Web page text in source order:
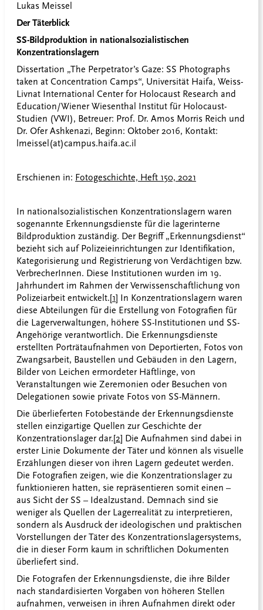
Lukas Meissel
Der Täterblick
SS-Bildproduktion in nationalsozialistischen
Konzentrationslagern
Dissertation „The Perpetrator’s Gaze: SS Photographs
taken at Concentration Camps“, Universität Haifa, Weiss-
Livnat International Center for Holocaust Research and
Education/Wiener Wiesenthal Institut für Holocaust-
Studien (VWI), Betreuer: Prof. Dr. Amos Morris Reich und
Dr. Ofer Ashkenazi, Beginn: Oktober 2016, Kontakt:
lmeissel(at)campus.haifa.ac.il
Erschienen in: Fotogeschichte, Heft 150, 2021
In nationalsozialistischen Konzentrationslagern waren
sogenannte Erkennungsdienste für die lagerinterne
Bildproduktion zuständig. Der Begriff „Erkennungsdienst“
bezieht sich auf Polizeieinrichtungen zur Identifikation,
Kategorisierung und Registrierung von Verdächtigen bzw.
VerbrecherInnen. Diese Institutionen wurden im 19.
Jahrhundert im Rahmen der Verwissenschaftlichung von
Polizeiarbeit entwickelt.[1]
In Konzentrationslagern waren
diese Abteilungen für die Erstellung von Fotografien für
die Lagerverwaltungen, höhere SS-Institutionen und SS-
Angehörige verantwortlich. Die Erkennungsdienste
erstellten Porträtaufnahmen von Deportierten, Fotos von
Zwangsarbeit, Baustellen und Gebäuden in den Lagern,
Bilder von Leichen ermordeter Häftlinge, von
Veranstaltungen wie Zeremonien oder Besuchen von
Delegationen sowie private Fotos von SS-Männern.
Die überlieferten Fotobestände der Erkennungsdienste
stellen einzigartige Quellen zur Geschichte der
Konzentrationslager dar.[2] Die Aufnahmen sind dabei in
erster Linie Dokumente der Täter und können als visuelle
Erzählungen dieser von ihren Lagern gedeutet werden.
Die Fotografien zeigen, wie die Konzentrationslager zu
funktionieren hatten, sie repräsentieren somit einen –
aus Sicht der SS – Idealzustand. Demnach sind sie
weniger als Quellen der Lagerrealität zu interpretieren,
sondern als Ausdruck der ideologischen und praktischen
Vorstellungen der Täter des Konzentrationslagersystems,
die in dieser Form kaum in schriftlichen Dokumenten
überliefert sind.
Die Fotografen der Erkennungsdienste, die ihre Bilder
nach standardisierten Vorgaben von höheren Stellen
aufnahmen, verweisen in ihren Aufnahmen direkt oder